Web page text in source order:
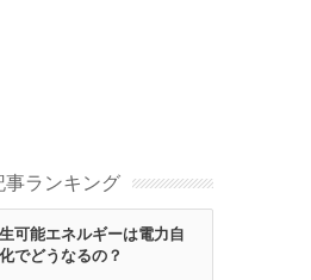
事ランキング
可能エネルギーは電力自
でどうなるの？